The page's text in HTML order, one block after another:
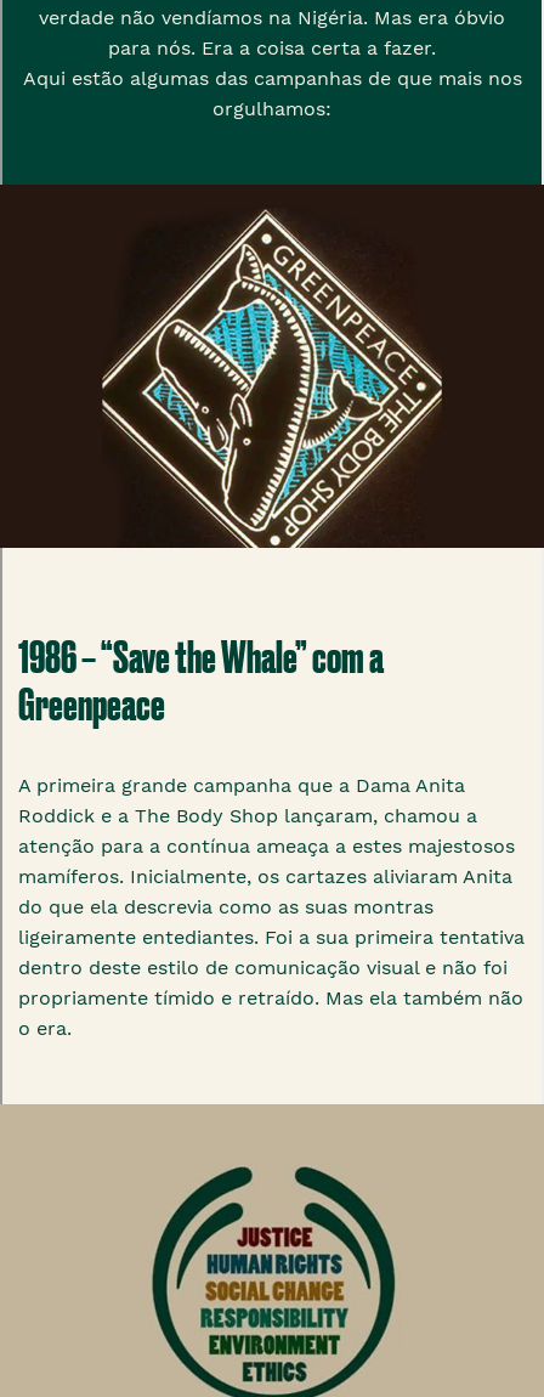
verdade não vendíamos na Nigéria. Mas era óbvio
para nós. Era a coisa certa a fazer.
Aqui estão algumas das campanhas de que mais nos
orgulhamos:
1986 – “Save the Whale” com a
Greenpeace
A primeira grande campanha que a Dama Anita
Roddick e a The Body Shop lançaram, chamou a
atenção para a contínua ameaça a estes majestosos
mamíferos. Inicialmente, os cartazes aliviaram Anita
do que ela descrevia como as suas montras
ligeiramente entediantes. Foi a sua primeira tentativa
dentro deste estilo de comunicação visual e não foi
propriamente tímido e retraído. Mas ela também não
o era.